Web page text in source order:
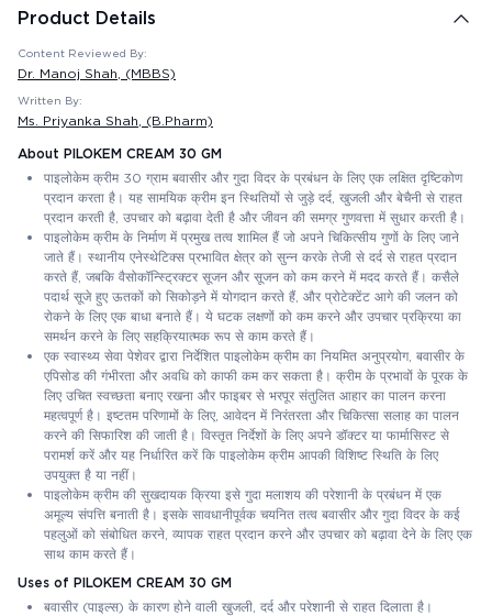
Product Details
Content Reviewed By:
Dr. Manoj Shah , (MBBS)
Written By:
Ms. Priyanka Shah , (B.Pharm)
About PILOKEM CREAM 30 GM
पाइलोकेम क्रीम 30 ग्राम बवासीर और गुदा विदर के प्रबंधन के लिए एक लक्षित दृष्टिकोण
प्रदान करता है। यह सामयिक क्रीम इन स्थितियों से जुड़े दर्द, खुजली और बेचैनी से राहत
प्रदान करती है, उपचार को बढ़ावा देती है और जीवन की समग्र गुणवत्ता में सुधार करती है।
पाइलोकेम क्रीम के निर्माण में प्रमुख तत्व शामिल हैं जो अपने चिकित्सीय गुणों के लिए जाने
जाते हैं। स्थानीय एनेस्थेटिक्स प्रभावित क्षेत्र को सुन्न करके तेजी से दर्द से राहत प्रदान
करते हैं, जबकि वैसोकॉन्स्ट्रिक्टर सूजन और सूजन को कम करने में मदद करते हैं। कसैले
पदार्थ सूजे हुए ऊतकों को सिकोड़ने में योगदान करते हैं, और प्रोटेक्टेंट आगे की जलन को
रोकने के लिए एक बाधा बनाते हैं। ये घटक लक्षणों को कम करने और उपचार प्रक्रिया का
समर्थन करने के लिए सहक्रियात्मक रूप से काम करते हैं।
एक स्वास्थ्य सेवा पेशेवर द्वारा निर्देशित पाइलोकेम क्रीम का नियमित अनुप्रयोग, बवासीर के
एपिसोड की गंभीरता और अवधि को काफी कम कर सकता है। क्रीम के प्रभावों के पूरक के
लिए उचित स्वच्छता बनाए रखना और फाइबर से भरपूर संतुलित आहार का पालन करना
महत्वपूर्ण है। इष्टतम परिणामों के लिए, आवेदन में निरंतरता और चिकित्सा सलाह का पालन
करने की सिफारिश की जाती है। विस्तृत निर्देशों के लिए अपने डॉक्टर या फार्मासिस्ट से
परामर्श करें और यह निर्धारित करें कि पाइलोकेम क्रीम आपकी विशिष्ट स्थिति के लिए
उपयुक्त है या नहीं।
पाइलोकेम क्रीम की सुखदायक क्रिया इसे गुदा मलाशय की परेशानी के प्रबंधन में एक
अमूल्य संपत्ति बनाती है। इसके सावधानीपूर्वक चयनित तत्व बवासीर और गुदा विदर के कई
पहलुओं को संबोधित करने, व्यापक राहत प्रदान करने और उपचार को बढ़ावा देने के लिए एक
साथ काम करते हैं।
Uses of PILOKEM CREAM 30 GM
बवासीर (पाइल्स) के कारण होने वाली खुजली, दर्द और परेशानी से राहत दिलाता है।